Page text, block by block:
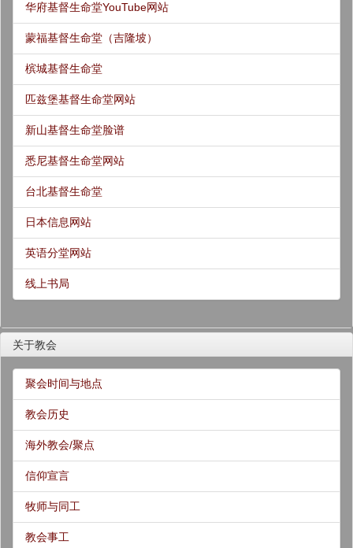
华府基督生命堂YouTube网站
蒙福基督生命堂（吉隆坡）
槟城基督生命堂
匹兹堡基督生命堂网站
新山基督生命堂脸谱
悉尼基督生命堂网站
台北基督生命堂
日本信息网站
英语分堂网站
线上书局
关于教会
聚会时间与地点
教会历史
海外教会/聚点
信仰宣言
牧师与同工
教会事工